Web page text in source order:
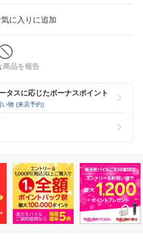
に入りに追加
商品を報告
タスに応じたボーナスポイント
物 (来店予約)